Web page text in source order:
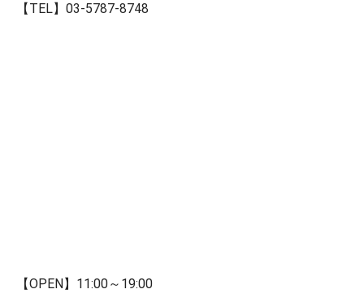
【TEL】03-5787-8748
【OPEN】11:00～19:00